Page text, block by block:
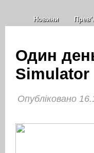
Новини
Один
Simulator
Опубліковано